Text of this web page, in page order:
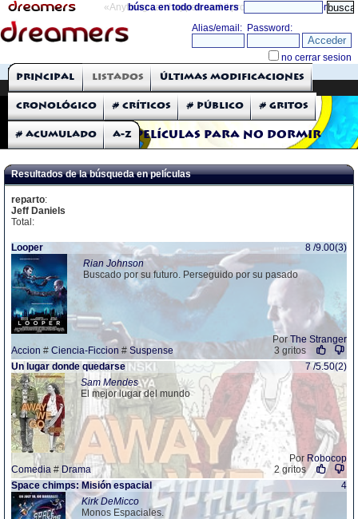
«Anything can happen and it probably will» directorio
búsca en todo dreamers
THE DREAMERS
Críticas: Películas
Películas para no dormir
Principal Listados Últimas modificaciones
Cronológico # Críticos # Público # Gritos
# Acumulado A-Z
Resultados de la búsqueda en películas
reparto:
Jeff Daniels
Total:
Looper
8 /9.00(3)
Rian Johnson
Buscado por su futuro. Perseguido por su pasado
Por The Stranger
Accion # Ciencia-Ficcion # Suspense
3 gritos
Un lugar donde quedarse
7 /5.50(2)
Sam Mendes
El mejor lugar del mundo
Por Robocop
Comedia # Drama
2 gritos
Space chimps: Misión espacial
4
Kirk DeMicco
Monos Espaciales.